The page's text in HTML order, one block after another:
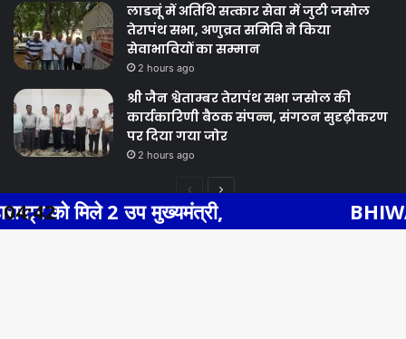
लाडनूं में अतिथि सत्कार सेवा में जुटी जसोल
तेरापंथ सभा, अणुव्रत समिति ने किया
सेवाभावियों का सम्मान
2 hours ago
श्री जैन श्वेताम्बर तेरापंथ सभा जसोल की
कार्यकारिणी बैठक संपन्न, संगठन सुदृढ़ीकरण
पर दिया गया जोर
2 hours ago
Previous
page
Next
Facebook Twitter WhatsApp Telegram
मुख्यमंत्री, BHIWADI NEWS
04:42